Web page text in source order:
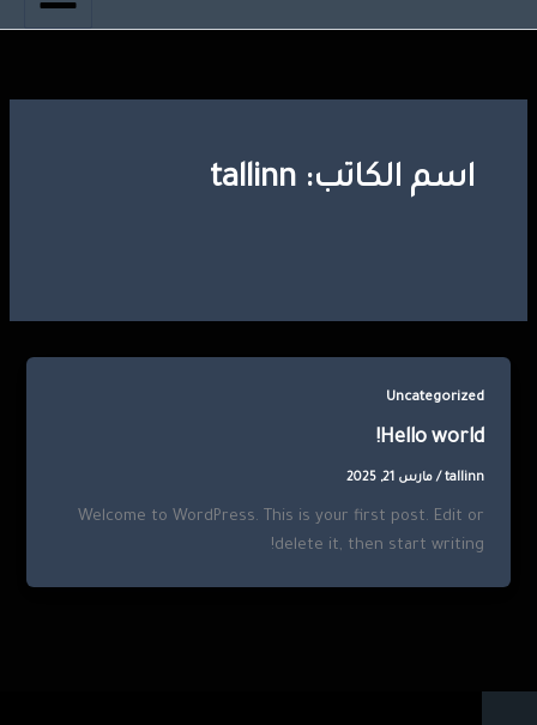
اسم الكاتب: tallinn
Uncategorized
Hello world!
tallinn
/مارس 21, 2025
Welcome to WordPress. This is your first post. Edit or
delete it, then start writing!